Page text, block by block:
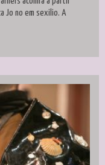
Jo no em sexilio. A